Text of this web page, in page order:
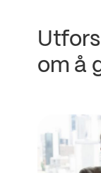
om å